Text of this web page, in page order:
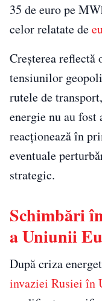
35 de euro pe
celor relatate de
Creșterea reflectă
tensiunilor
rutele de
energie nu au
reacționează în
eventuale
strategic.
Schimbări
a Uniunii
După criza
invaziei Rusiei în